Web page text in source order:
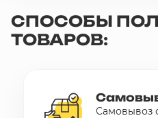
СПОСОБЫ
ТОВАРОВ:
Самовывоз